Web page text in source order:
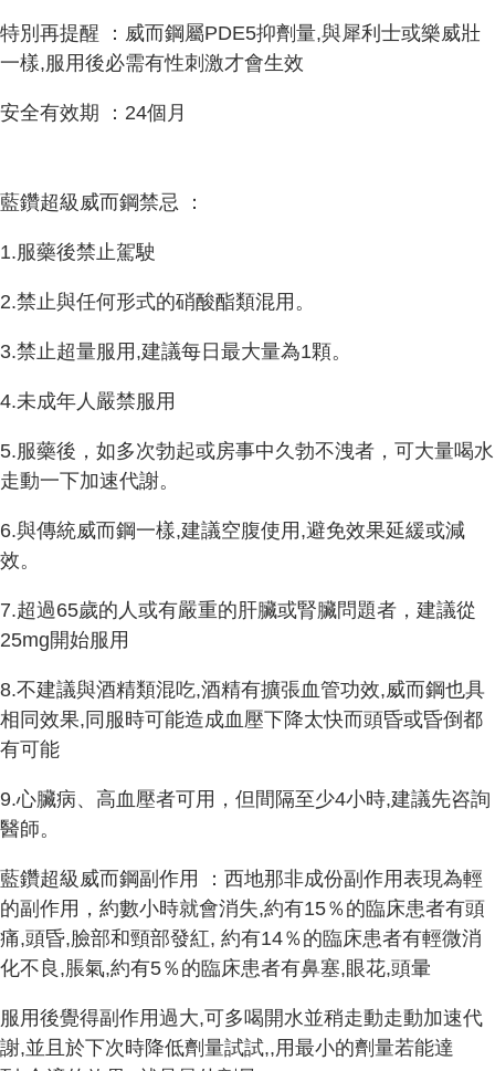
特別再提醒 ：威而鋼屬PDE5抑劑量,與犀利士或樂威壯
一樣,服用後必需有性刺激才會生效
安全有效期 ：24個月
藍鑽超級威而鋼禁忌 ：
1.服藥後禁止駕駛
2.禁止與任何形式的硝酸酯類混用。
3.禁止超量服用,建議每日最大量為1顆。
4.未成年人嚴禁服用
5.服藥後，如多次勃起或房事中久勃不洩者，可大量喝水
走動一下加速代謝。
6.與傳統威而鋼一樣,建議空腹使用,避免效果延緩或減
效。
7.超過65歲的人或有嚴重的肝臟或腎臟問題者，建議從
25mg開始服用
8.不建議與酒精類混吃,酒精有擴張血管功效,威而鋼也具
相同效果,同服時可能造成血壓下降太快而頭昏或昏倒都
有可能
9.心臟病、高血壓者可用，但間隔至少4小時,建議先咨詢
醫師。
藍鑽超級威而鋼副作用 ：西地那非成份副作用表現為輕
的副作用，約數小時就會消失,約有15％的臨床患者有頭
痛,頭昏,臉部和頸部發紅, 約有14％的臨床患者有輕微消
化不良,脹氣,約有5％的臨床患者有鼻塞,眼花,頭暈
服用後覺得副作用過大,可多喝開水並稍走動走動加速代
謝,並且於下次時降低劑量試試,,用最小的劑量若能達